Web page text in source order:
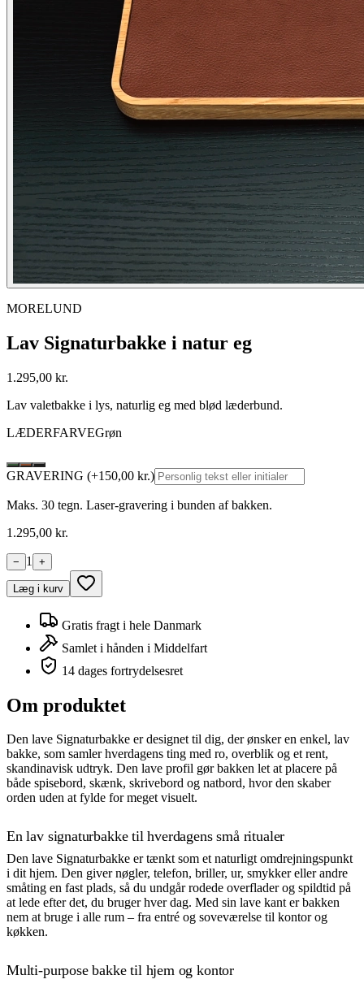
MORELUND
Lav Signaturbakke i natur eg
1.295,00 kr.
Lav valetbakke i lys, naturlig eg med blød læderbund.
LÆDERFARVEGrøn
GRAVERING (+150,00 kr.)
Maks. 30 tegn. Laser-gravering i bunden af bakken.
1.295,00 kr.
− 1 +
Læg i kurv
Gratis fragt i hele Danmark
Samlet i hånden i Middelfart
14 dages fortrydelsesret
Om produktet
Den lave Signaturbakke er designet til dig, der ønsker en enkel, lav
bakke, som samler hverdagens ting med ro, overblik og et rent,
skandinavisk udtryk. Den lave profil gør bakken let at placere på
både spisebord, skænk, skrivebord og natbord, hvor den skaber
orden uden at fylde for meget visuelt.
En lav signaturbakke til hverdagens små ritualer
Den lave Signaturbakke er tænkt som et naturligt omdrejningspunkt
i dit hjem. Den giver nøgler, telefon, briller, ur, smykker eller andre
småting en fast plads, så du undgår rodede overflader og spildtid på
at lede efter det, du bruger hver dag. Med sin lave kant er bakken
nem at bruge i alle rum – fra entré og soveværelse til kontor og
køkken.
Multi-purpose bakke til hjem og kontor